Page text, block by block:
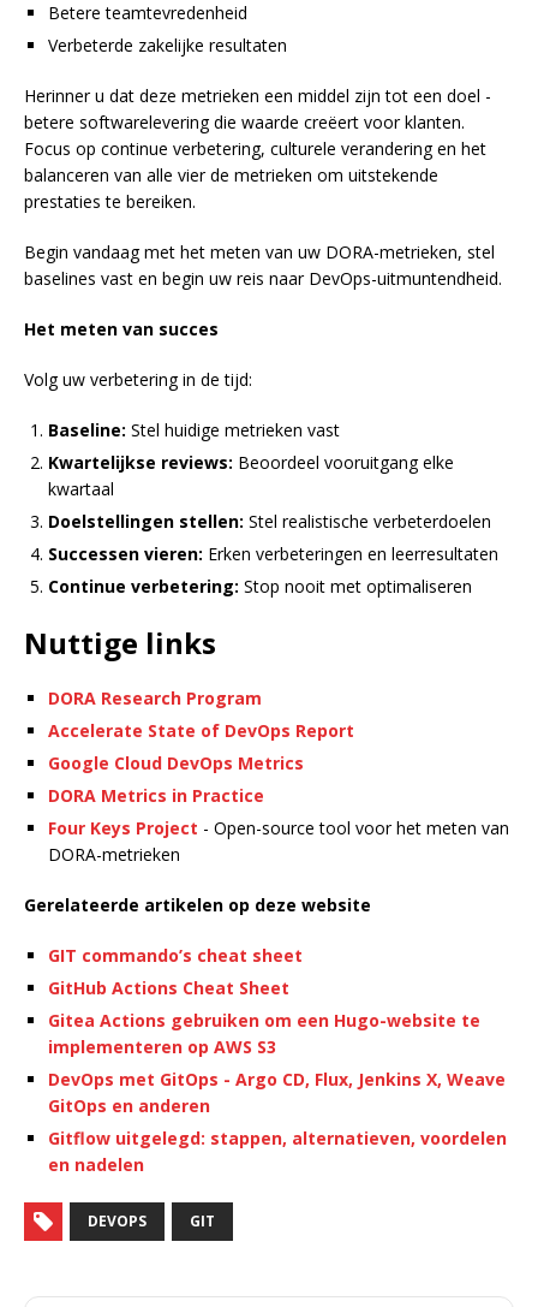
Betere teamtevredenheid
Verbeterde zakelijke resultaten
Herinner u dat deze metrieken een middel zijn tot een doel -
betere softwarelevering die waarde creëert voor klanten.
Focus op continue verbetering, culturele verandering en het
balanceren van alle vier de metrieken om uitstekende
prestaties te bereiken.
Begin vandaag met het meten van uw DORA-metrieken, stel
baselines vast en begin uw reis naar DevOps-uitmuntendheid.
Het meten van succes
Volg uw verbetering in de tijd:
Baseline: Stel huidige metrieken vast
Kwartelijkse reviews: Beoordeel vooruitgang elke
kwartaal
Doelstellingen stellen: Stel realistische verbeterdoelen
Successen vieren: Erken verbeteringen en leerresultaten
Continue verbetering: Stop nooit met optimaliseren
Nuttige links
DORA Research Program
Accelerate State of DevOps Report
Google Cloud DevOps Metrics
DORA Metrics in Practice
Four Keys Project - Open-source tool voor het meten van
DORA-metrieken
Gerelateerde artikelen op deze website
GIT commando’s cheat sheet
GitHub Actions Cheat Sheet
Gitea Actions gebruiken om een Hugo-website te
implementeren op AWS S3
DevOps met GitOps - Argo CD, Flux, Jenkins X, Weave
GitOps en anderen
Gitflow uitgelegd: stappen, alternatieven, voordelen
en nadelen
DEVOPS GIT